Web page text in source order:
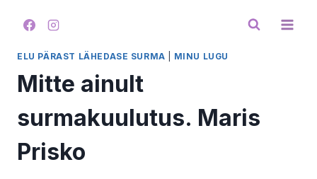
ELU PÄRAST LÄHEDASE SURMA MINU LUGU
Mitte ainult
surmakuulutus. Maris
Prisko